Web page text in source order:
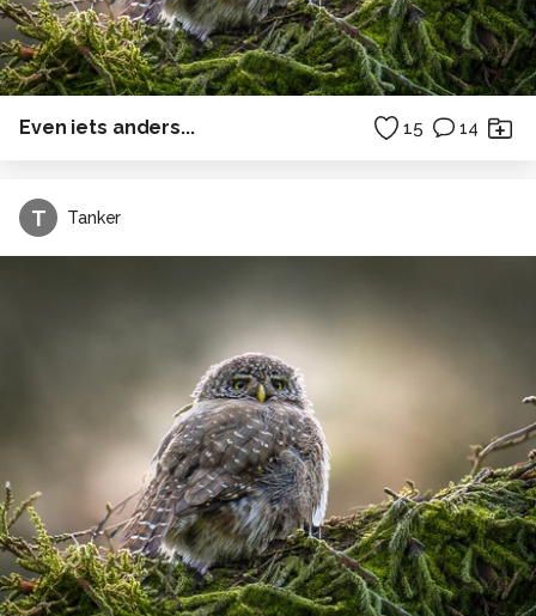
Even iets anders... 15 14
T Tanker